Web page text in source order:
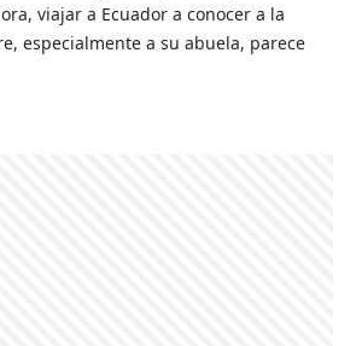
viajar a Ecuador a conocer a la
especialmente a su abuela, parece